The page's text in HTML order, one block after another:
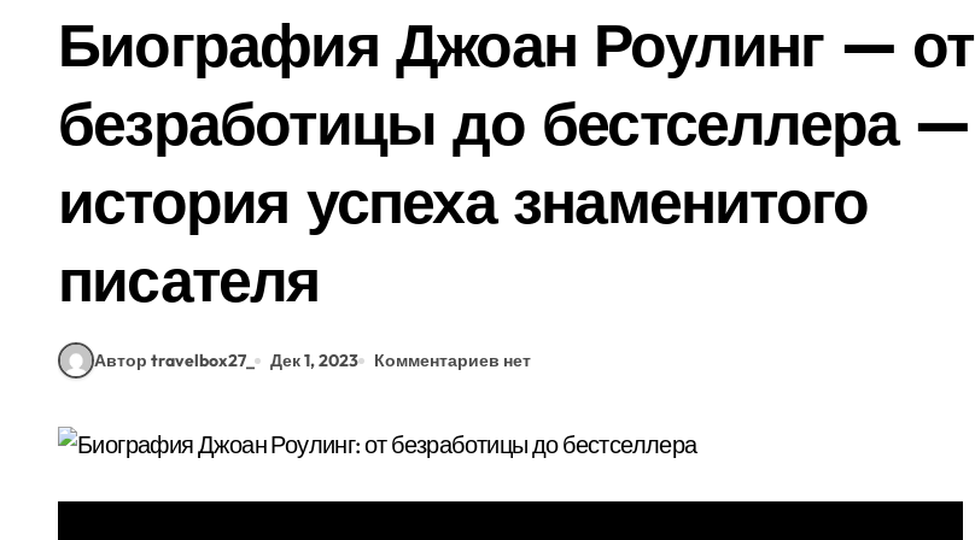
Биография Джоан Роулинг — от
безработицы до бестселлера —
история успеха знаменитого
писателя
Автор travelbox27_ Дек 1, 2023 Комментариев нет